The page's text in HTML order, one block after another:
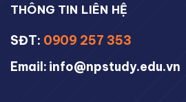
THÔNG TIN LIÊN HỆ
SĐT: 0909 257 353
Email: info@npstudy.edu.vn